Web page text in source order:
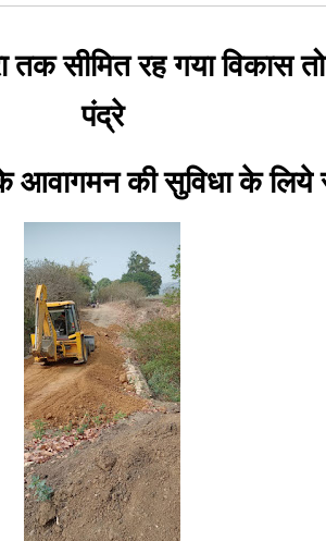
सीमित रह गया विकास
पंद्रे
आवागमन की सुविधा के